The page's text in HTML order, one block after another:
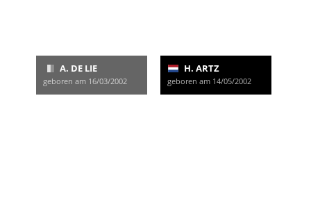
A. DE LIE
geboren am 16/03/2002
H. ARTZ
geboren am 14/05/2002